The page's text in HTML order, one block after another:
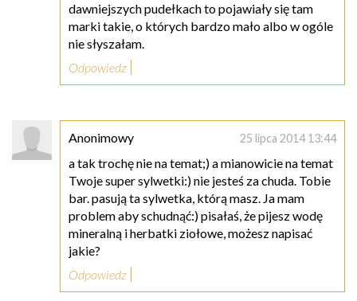
dawniejszych pudełkach to pojawiały się tam
marki takie, o których bardzo mało albo w ogóle
nie słyszałam.
Odpowiedz
Anonimowy 25 lipca 2014 13:44
a tak trochę nie na temat;) a mianowicie na temat
Twoje super sylwetki:) nie jesteś za chuda. Tobie
bar. pasują ta sylwetka, którą masz. Ja mam
problem aby schudnąć:) pisałaś, że pijesz wodę
mineralną i herbatki ziołowe, możesz napisać
jakie?
Odpowiedz